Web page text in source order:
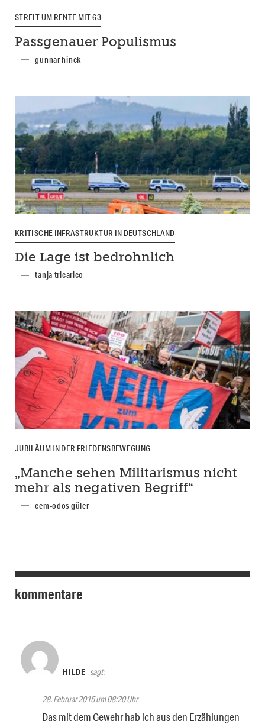
STREIT UM RENTE MIT 63
Passgenauer Populismus
gunnar hinck
KRITISCHE INFRASTRUKTUR IN DEUTSCHLAND
Die Lage ist bedrohnlich
tanja tricarico
JUBILÄUM IN DER FRIEDENSBEWEGUNG
„Manche sehen Militarismus nicht
mehr als negativen Begriff“
cem-odos güler
kommentare
HILDE sagt:
28. Februar 2015 um 08:20 Uhr
Das mit dem Gewehr hab ich aus den Erzählungen